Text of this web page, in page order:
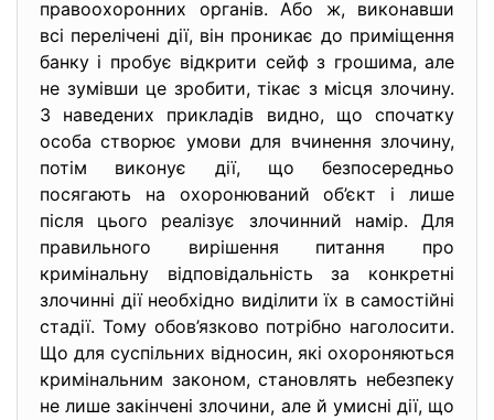
правоохоронних органів. Або ж, виконавши
всі перелічені дії, він проникає до приміщення
банку і пробує відкрити сейф з грошима, але
не зумівши це зробити, тікає з місця злочину.
З наведених прикладів видно, що спочатку
особа створює умови для вчинення злочину,
потім виконує дії, що безпосередньо
посягають на охоронюваний об’єкт і лише
після цього реалізує злочинний намір. Для
правильного вирішення питання про
кримінальну відповідальність за конкретні
злочинні дії необхідно виділити їх в самостійні
стадії. Тому обов’язково потрібно наголосити.
Що для суспільних відносин, які охороняються
кримінальним законом, становлять небезпеку
не лише закінчені злочини, але й умисні дії, що